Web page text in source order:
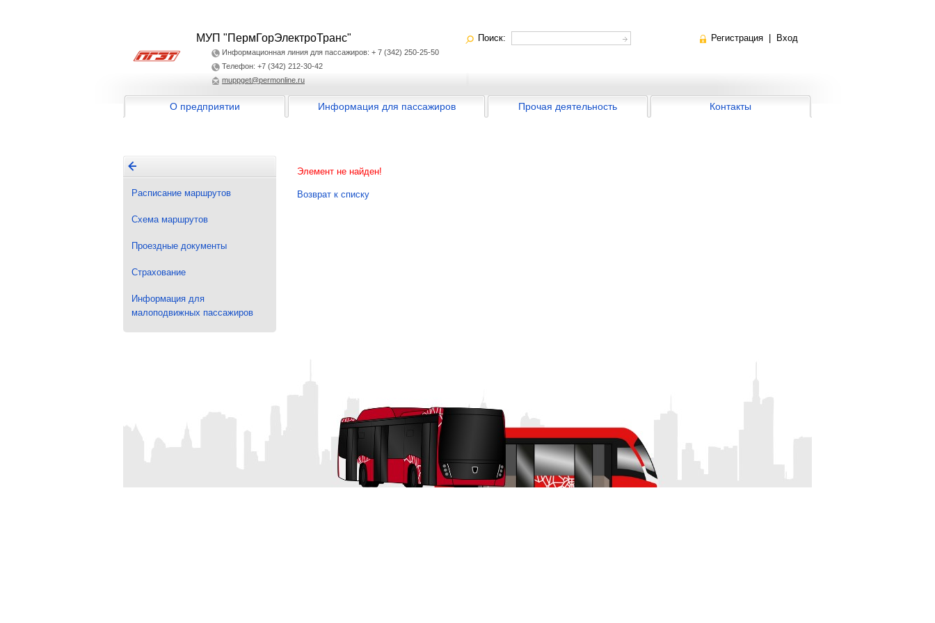
МУП "ПермГорЭлектроТранс"
Информационная линия для пассажиров: + 7 (342) 250-25-50
Телефон: +7 (342) 212-30-42
muppget@permonline.ru
Поиск: Регистрация Вход
О предприятии Информация для пассажиров Прочая деятельность Контакты
Расписание маршрутов
Схема маршрутов
Проездные документы
Страхование
Информация для
малоподвижных пассажиров
Элемент не найден!
Возврат к списку